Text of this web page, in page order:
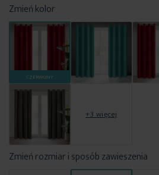
Zmień kolor
CZERWONY
+3 więcej
Zmień rozmiar i sposób zawieszenia